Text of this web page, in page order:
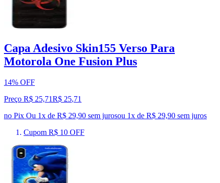
Capa Adesivo Skin155 Verso Para
Motorola One Fusion Plus
14% OFF
Preço R$ 25,71R$ 25,71
no Pix Ou 1x de R$ 29,90 sem jurosou 1x de R$ 29,90 sem juros
Cupom R$ 10 OFF